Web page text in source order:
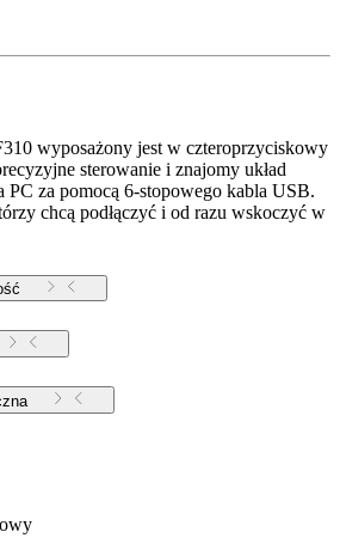
wyposażony jest w czteroprzyciskowy
sterowanie i znajomy układ
PC za pomocą 6-stopowego kabla USB.
chcą podłączyć i od razu wskoczyć w